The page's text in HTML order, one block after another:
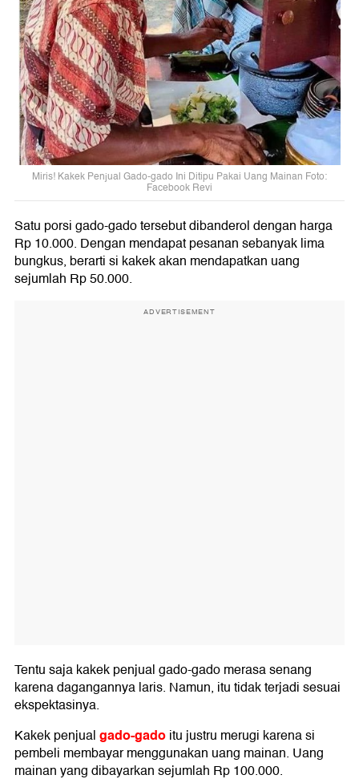
Miris! Kakek Penjual Gado-gado Ini Ditipu Pakai Uang Mainan Foto:
Facebook Revi
Satu porsi gado-gado tersebut dibanderol dengan harga
Rp 10.000. Dengan mendapat pesanan sebanyak lima
bungkus, berarti si kakek akan mendapatkan uang
sejumlah Rp 50.000.
ADVERTISEMENT
Tentu saja kakek penjual gado-gado merasa senang
karena dagangannya laris. Namun, itu tidak terjadi sesuai
ekspektasinya.
Kakek penjualgado-gadoitu justru merugi karena si
pembeli membayar menggunakan uang mainan. Uang
mainan yang dibayarkan sejumlah Rp 100.000.